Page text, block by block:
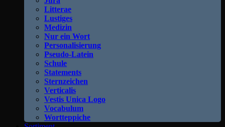
Litterae
Lustiges
Medizin
Nur ein Wort
Personalisierung
Pseudo-Latein
Schule
Statements
Sternzeichen
Verticalis
Vestis Unica Logo
Vocabulum
Wortteppiche